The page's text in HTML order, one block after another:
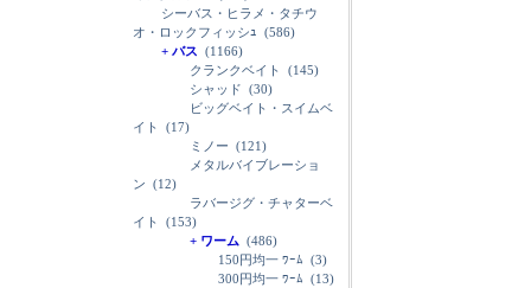
シーバス・ヒラメ・タチウ
オ・ロックフィッシｭ (586)
+ バス (1166)
クランクベイト
(145)
シャッド (30)
ビッグベイト・スイムベ
イト
(17)
ミノー (121)
メタルバイブレーショ
ン (12)
ラバージグ・チャターベ
イト
(153)
+ ワーム (486)
150円均一 ﾜｰﾑ (3)
300円均一 ﾜｰﾑ (13)